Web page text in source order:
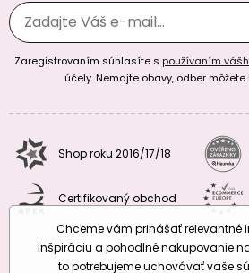
Zaregistrovaním súhlasíte s používaním
účely. Nemajte obavy, odber
Shop roku 2016/17/18
Certifikovaný obchod
Chceme vám prinášať relevantné
inšpiráciu a pohodlné nakupovanie
to potrebujeme uchovávať vaše